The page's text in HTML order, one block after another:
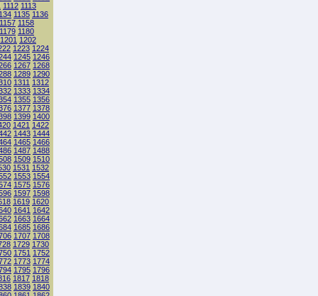
1112 1113
1135 1136
1157 1158
1179 1180
1201 1202
1223 1224
1245 1246
1267 1268
1289 1290
1311 1312
1333 1334
1355 1356
1377 1378
1399 1400
1421 1422
1443 1444
1465 1466
1487 1488
1509 1510
1531 1532
1553 1554
1575 1576
1597 1598
1619 1620
1641 1642
1663 1664
1685 1686
1707 1708
1729 1730
1751 1752
1773 1774
1795 1796
1817 1818
1839 1840